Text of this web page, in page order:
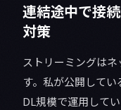
連結途中で接
対策
ストリーミングは
す。私が公開して
DL規模で運用して